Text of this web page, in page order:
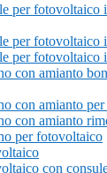
per fotovoltaico
per fotovoltaico
per fotovoltaico
con amianto
con amianto
con amianto
per fotovoltaico
con